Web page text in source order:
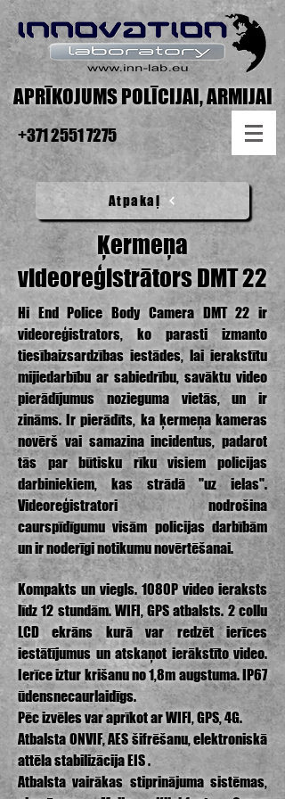
APRĪKOJUMS POLĪCIJAI, ARMIJAI
+371 2551 7275
Atpakaļ
Ķermeņa
videoreģistrātors DMT 22
Hi End Police Body Camera DMT 22 ir
videoreģistrators, ko parasti izmanto
tiesībaizsardzības iestādes, lai ierakstītu
mijiedarbību ar sabiedrību, savāktu video
pierādījumus nozieguma vietās, un ir
zināms. Ir pierādīts, ka ķermeņa kameras
novērš vai samazina incidentus, padarot
tās par būtisku rīku visiem policijas
darbiniekiem, kas strādā "uz ielas".
Videoreģistratori nodrošina
caurspīdīgumu visām policijas darbībām
un ir noderīgi notikumu novērtēšanai.
Kompakts un viegls. 1080P video ieraksts
līdz 12 stundām. WIFI, GPS atbalsts. 2 collu
LCD ekrāns kurā var redzēt ierīces
iestātījumus un atskaņot ierākstīto video.
Ierīce iztur krišanu no 1,8m augstuma. IP67
ūdensnecaurlaidīgs.
Pēc izvēles var aprīkot ar WIFI, GPS, 4G.
Atbalsta ONVIF, AES šifrēšanu, elektroniskā
attēla stabilizācija EIS .
Atbalsta vairākas stiprinājuma sistēmas,